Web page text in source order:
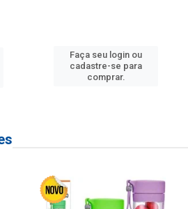
Faça seu login ou
cadastre-se para
comprar.